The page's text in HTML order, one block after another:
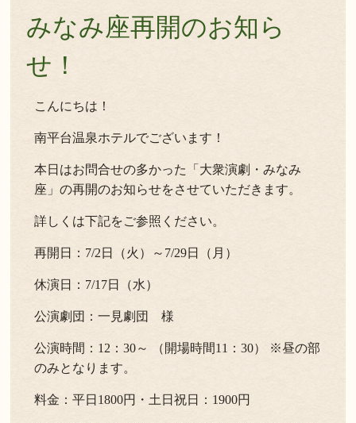
みなみ座再開のお知ら
せ！
こんにちは！
南平台温泉ホテルでございます！
本日はお問合せの多かった「大衆演劇・みなみ
座」の再開のお知らせをさせていただきます。
詳しくは下記をご参照ください。
再開日：7/2日（火）～7/29日（月）
休演日：7/17日（水）
公演劇団：一見劇団 様
公演時間：12：30～ （開場時間11：30） ※昼の部
のみとなります。
料金：平日1800円・土日祝日：1900円